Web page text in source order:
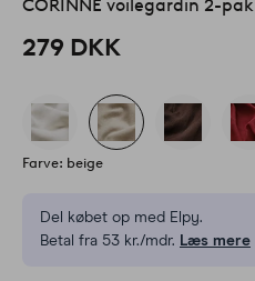
CORINNE voilegardin 2-pak
279 DKK
Farve: beige
Del købet op med Elpy.
Betal fra 53 kr./mdr. Læs mere